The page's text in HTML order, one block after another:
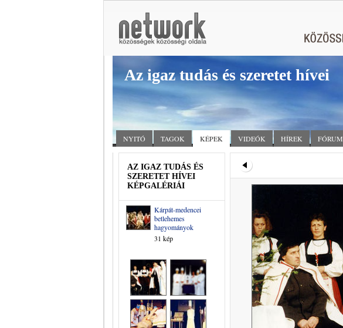
Az igaz tudás és szeretet hívei
NYITÓ TAGOK KÉPEK VIDEÓK HÍREK FÓRUM
AZ IGAZ TUDÁS ÉS
SZERETET HÍVEI
KÉPGALÉRIÁI
Kárpát-medencei
betlehemes
hagyományok
31 kép